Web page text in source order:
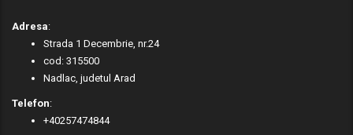
Adresa:
Strada 1 Decembrie, nr.24
cod: 315500
Nadlac, judetul Arad
Telefon:
+40257474844